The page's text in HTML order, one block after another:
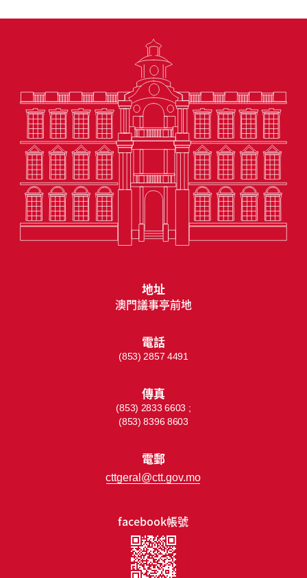
facebook帳號
地址
澳門議事亭前地
電話
(853) 2857 4491
傳真
(853) 2833 6603 ;
(853) 8396 8603
電郵
cttgeral@ctt.gov.mo